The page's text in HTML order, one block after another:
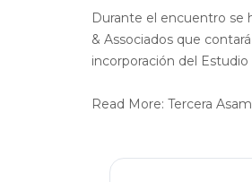
Durante el encuentro se
& Associados que
incorporación del
Read More: Tercera